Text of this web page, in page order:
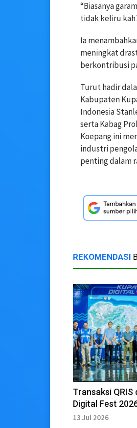
“Biasanya
tidak keliru
Ia
meningkat
berkontribusi
Turut hadir
Kabupaten
Indonesia
serta Kabag
Koepang ini
industri
penting dalam
REKOMENDASI
Transaksi QRIS
Digital Fest
9.870, UMKM
13 Jul 2026